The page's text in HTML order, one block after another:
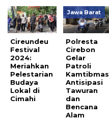
Cireundeu
Festival
2024:
Meriahkan
Pelestarian
Budaya
Lokal di
Cimahi
Jawa Barat
Polresta
Cirebon
Gelar
Patroli
Kamtibmas
Antisipasi
Tawuran
dan
Bencana
Alam